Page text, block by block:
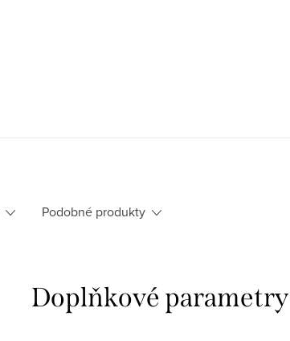
Podobné produkty
Doplňkové parametry